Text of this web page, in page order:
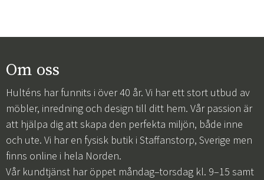
Om oss
Hulténs har funnits i över 40 år. Vi har ett stort utbud av
möbler, inredning och design till ditt hem. Vår passion är
att hjälpa dig att skapa den perfekta miljön, både inne
och ute. Vi har en fysisk butik i Staffanstorp, Sverige men
finns online i hela Norden.
Vår kundtjänst har öppet måndag–torsdag kl. 9–15 samt